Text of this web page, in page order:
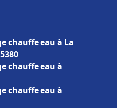
chauffe eau à La
chauffe eau à
chauffe eau à